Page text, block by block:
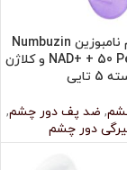
پچ دور چشم نامبوزین Numbuzin
مدل NAD+ + 50 Peptides و کلاژن
5 تایی
, ضد پف دور چشم,
دور چشم